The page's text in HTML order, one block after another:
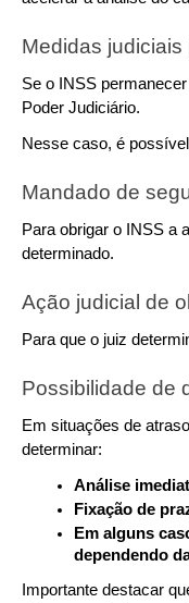
Medidas
Se o INSS
Poder Judiciário.
Nesse caso, é
Mandado de
Para obrigar o INSS a
determinado.
Ação judicial de
Para que o juiz
Possibilidade de
Em situações de
determinar:
Análise
Fixação de
Em alguns
dependendo
Importante destacar